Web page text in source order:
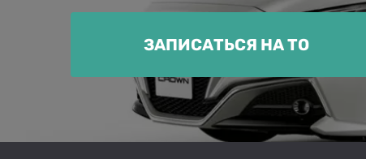
ЗАПИСАТЬСЯ НА ТО